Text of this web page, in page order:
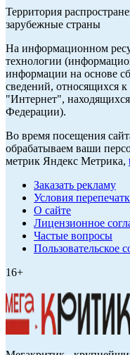
Территория
зарубежные страны
На информационном
технологии
информации на основе
сведений, относящихся к
"Интернет",
Федерации).
Во время посещения
обрабатываем ваши
метрик Яндекс Метрика,
Заказать рекламу
Условия
О сайте
Лицензионное
Частые вопросы
Пользовательское
16+